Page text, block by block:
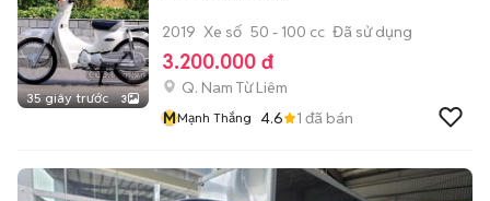
35 giây trước 3
2019 Xe số 50 - 100 cc Đã sử dụng
3.200.000 đ
Q. Nam Từ Liêm
MMạnh Thắng 4.6 1 đã bán